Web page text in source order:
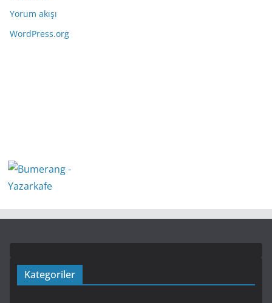
Yorum akışı
WordPress.org
Kategoriler